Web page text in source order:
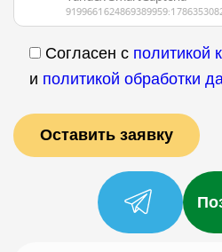
Согласен с политикой
и политикой обработки